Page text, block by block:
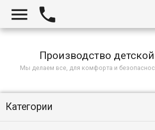
 
Производство
Мы делаем все, для комфорта и
Категории